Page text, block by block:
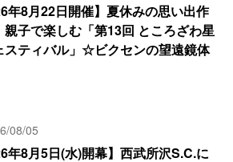
年8月22日開催】夏休みの思い出作
親子で楽しむ「第13回 ところざわ星
スティバル」☆ビクセンの望遠鏡体
08/05
年8月5日(水)開幕】西武所沢S.C.に